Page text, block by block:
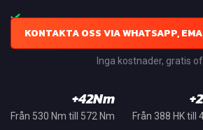
KONTAKTA OSS VIA WHATSAPP,
Inga kostnader, gratis
+42Nm
Från 530 Nm till 572 Nm Från 388 HK till